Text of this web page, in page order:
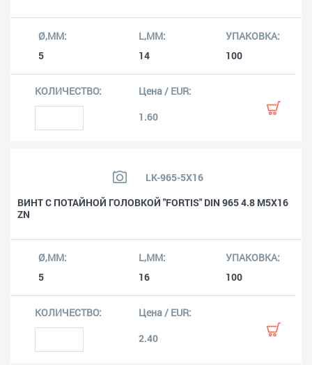
5 14 100
1.60
LK-965-5X16
ВИНТ С ПОТАЙНОЙ ГОЛОВКОЙ "FORTIS" DIN 965 4.8 M5X16
ZN
5 16 100
2.40